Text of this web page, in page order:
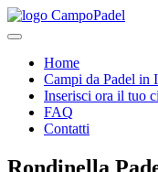
Home
Campi da Padel in
Inserisci ora il tuo
FAQ
Contatti